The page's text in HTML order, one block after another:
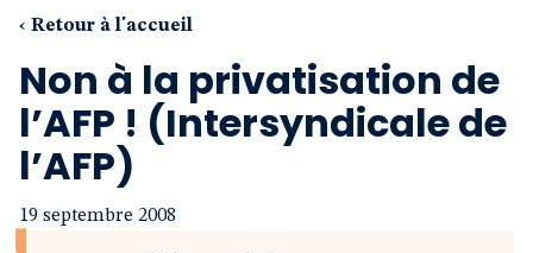
Nos propositions
Notre revue
Boutique
‹ Retour à l'accueil
Non à la privatisation de
l’AFP ! (Intersyndicale de
l’AFP)
19 septembre 2008